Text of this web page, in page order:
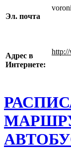
Эл. почта
Адрес в
Интернете: